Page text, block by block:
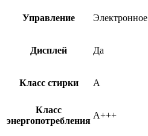
Управление Электронное
Дисплей Да
Класс стирки A
Класс
энергопотребления
A+++